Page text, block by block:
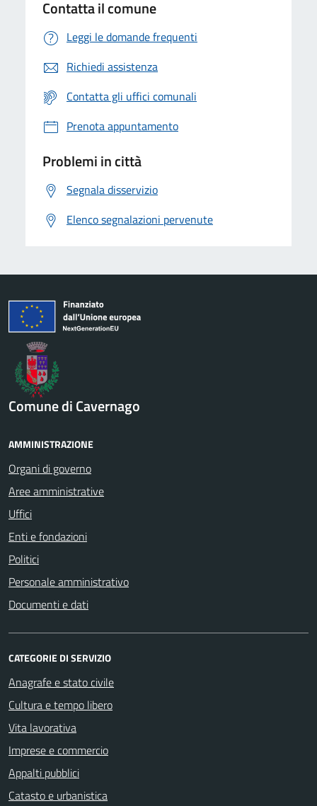
Contatta il comune
Leggi le domande frequenti
Richiedi assistenza
Contatta gli uffici comunali
Prenota appuntamento
Problemi in città
Segnala disservizio
Elenco segnalazioni pervenute
Comune di Cavernago
AMMINISTRAZIONE
Organi di governo
Aree amministrative
Uffici
Enti e fondazioni
Politici
Personale amministrativo
Documenti e dati
CATEGORIE DI SERVIZIO
Anagrafe e stato civile
Cultura e tempo libero
Vita lavorativa
Imprese e commercio
Appalti pubblici
Catasto e urbanistica